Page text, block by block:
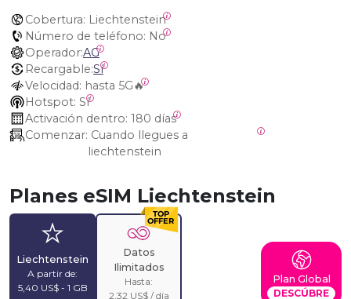
Cobertura: Liechtenstein
Número de teléfono: No
Operador:AG
Recargable:Sí
Velocidad: hasta 5G🔥
Hotspot: Sí
Activación dentro: 180 días
Comenzar:
liechtenstein
Planes eSIM Liechtenstein
Liechtenstein
A partir de:
5,40 US$ - 1 GB
Datos
Ilimitados
Hasta:
2,32 US$ / día
Plan Global
DESCÚBRE